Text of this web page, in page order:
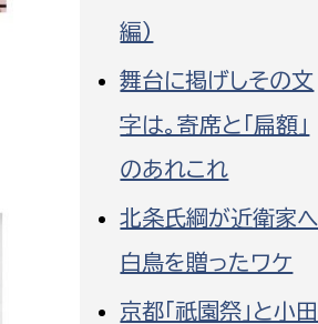
編）
舞台に掲げしその文
字は。寄席と「扁額」
のあれこれ
北条氏綱が近衛家へ
白鳥を贈ったワケ
京都「祇園祭」と小田